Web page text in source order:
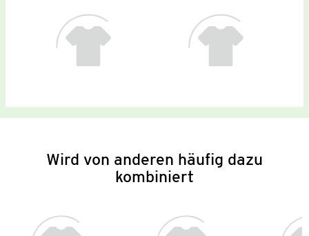
Wird von anderen häufig dazu
kombiniert